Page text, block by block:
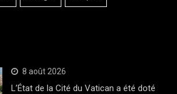
8 août 2026
L’État de la Cité du Vatican a été doté